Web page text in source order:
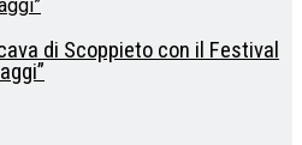
di Scoppieto con il Festival